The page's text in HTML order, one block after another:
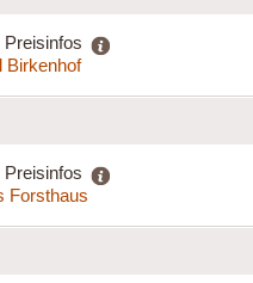
Preisinfos
Birkenhof
Preisinfos
Forsthaus